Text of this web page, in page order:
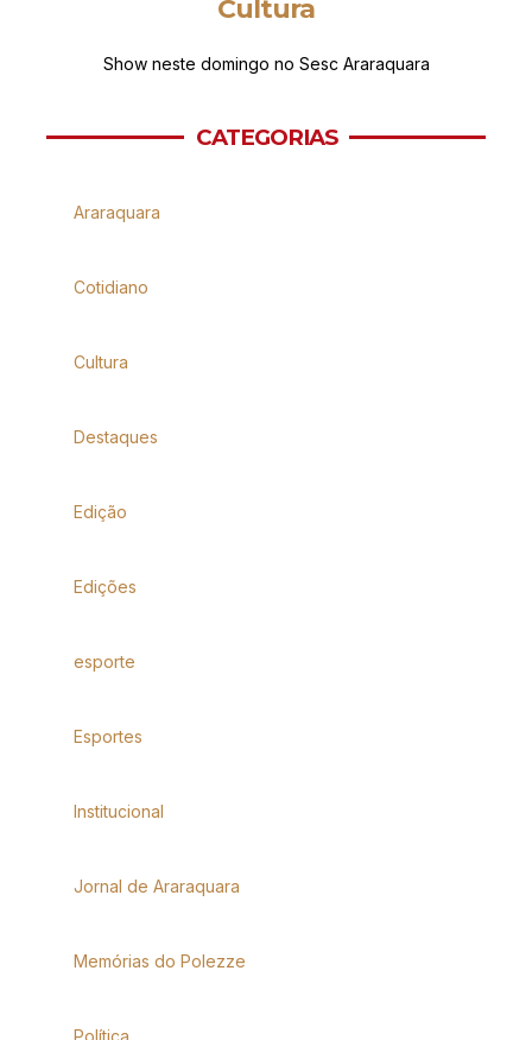
Cultura
Show neste domingo no Sesc Araraquara
CATEGORIAS
Araraquara
Cotidiano
Cultura
Destaques
Edição
Edições
esporte
Esportes
Institucional
Jornal de Araraquara
Memórias do Polezze
Política